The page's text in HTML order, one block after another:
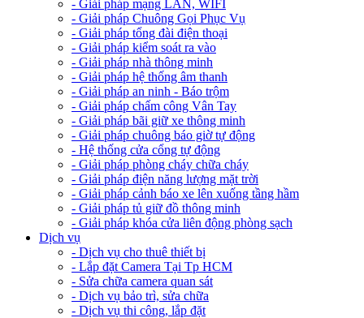
- Giải pháp mạng LAN, WIFI
- Giải pháp Chuông Gọi Phục Vụ
- Giải pháp tổng đài điện thoại
- Giải pháp kiểm soát ra vào
- Giải pháp nhà thông minh
- Giải pháp hệ thống âm thanh
- Giải pháp an ninh - Báo trộm
- Giải pháp chấm công Vân Tay
- Giải pháp bãi giữ xe thông minh
- Giải pháp chuông báo giờ tự động
- Hệ thống cửa cổng tự động
- Giải pháp phòng cháy chữa cháy
- Giải pháp điện năng lượng mặt trời
- Giải pháp cảnh báo xe lên xuống tầng hầm
- Giải pháp tủ giữ đồ thông minh
- Giải pháp khóa cửa liên động phòng sạch
Dịch vụ
- Dịch vụ cho thuê thiết bị
- Lắp đặt Camera Tại Tp HCM
- Sửa chữa camera quan sát
- Dịch vụ bảo trì, sửa chữa
- Dịch vụ thi công, lắp đặt